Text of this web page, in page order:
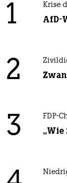
1 Krise
AfD-
2
3 FDP-
„Wie